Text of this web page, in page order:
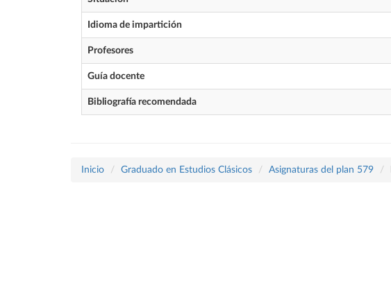
Idioma de impartición
Profesores
Guía docente
Bibliografía recomendada
Inicio Graduado en Estudios Clásicos Asignaturas del plan 579